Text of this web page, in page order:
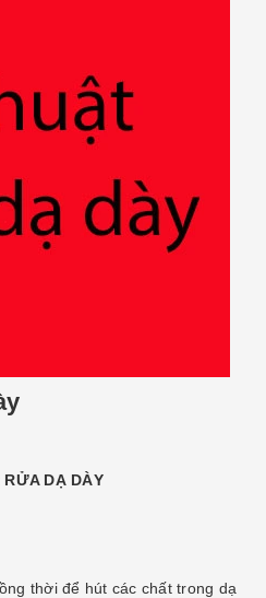
RỬA DẠ DÀY
thời để hút các chất trong dạ